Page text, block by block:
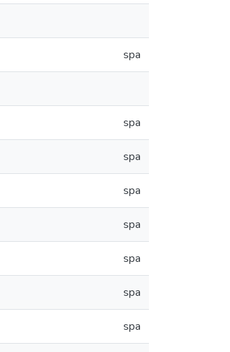
spa
spa
spa
spa
spa
spa
spa
spa